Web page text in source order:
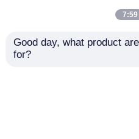
7:59
Good day, what product
for?